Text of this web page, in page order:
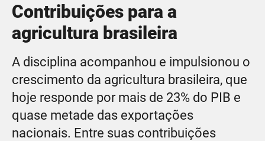
Contribuições para a
agricultura brasileira
A disciplina acompanhou e impulsionou o
crescimento da agricultura brasileira, que
hoje responde por mais de 23% do PIB e
quase metade das exportações
nacionais. Entre suas contribuições